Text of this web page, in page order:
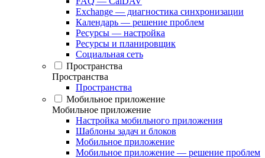
Exchange — диагностика синхронизации
Календарь — решение проблем
Ресурсы — настройка
Ресурсы и планировщик
Социальная сеть
Пространства
Пространства
Пространства
Мобильное приложение
Мобильное приложение
Настройка мобильного приложения
Шаблоны задач и блоков
Мобильное приложение
Мобильное приложение — решение проблем